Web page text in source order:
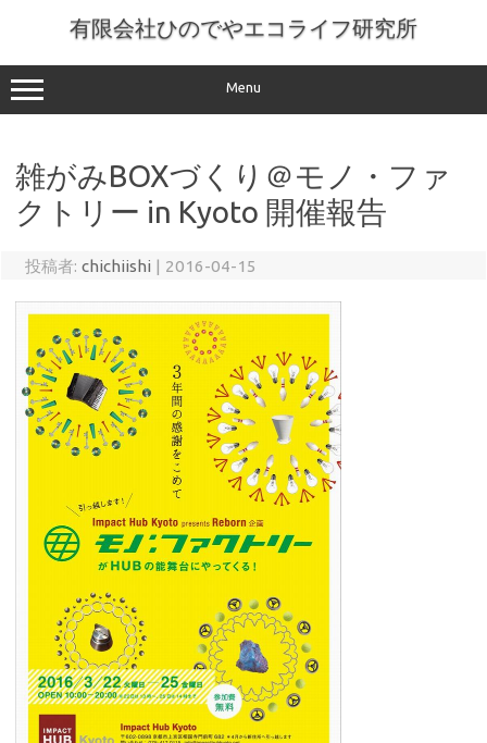
へ
ス
有限会社ひのでやエコライフ研究所
Menu
雑がみBOXづくり＠モノ・ファ
クトリー in Kyoto 開催報告
投稿者: chichiishi | 2016-04-15